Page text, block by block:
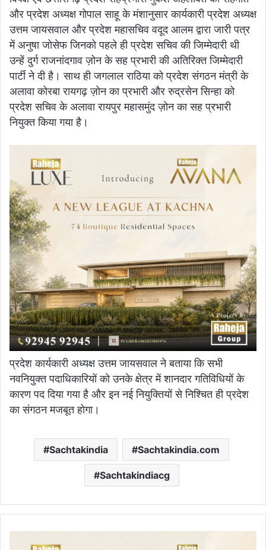
और प्रदेश अध्यक्ष गोपाल साहू के मंशानुसार कार्यकारी प्रदेश अध्यक्ष
उत्तम जायसवाल और प्रदेश महासचिव वदूद आलम द्वारा जारी पत्र
में अनुषा जोसेफ जिनको पहले ही प्रदेश सचिव की जिम्मेदारी थी
उन्हें दुर्ग राजनांदगाव ज़ोन के सह प्रभारी की अतिरिक्त जिम्मेदारी
पार्टी ने दी है। साथ ही जगलाल राठिया को प्रदेश संगठन मंत्री के
अलावा कोरबा रायगढ़ ज़ोन का प्रभारी और रुद्रसेन सिन्हा को
प्रदेश सचिव के अलावा रायपुर महासमुंद ज़ोन का सह प्रभारी
नियुक्त किया गया है।
प्रदेश कार्यकारी अध्यक्ष उत्तम जायसवाल ने बताया कि सभी
नवनियुक्त पदाधिकारियों को उनके क्षेत्र में शानदार गतिविधियों के
कारण पद दिया गया है और इन नई नियुक्तियों से निश्चित ही प्रदेश
का संगठन मजबूत होगा।
Sachtakindia Sachtakindia.com
Sachtakindiacg